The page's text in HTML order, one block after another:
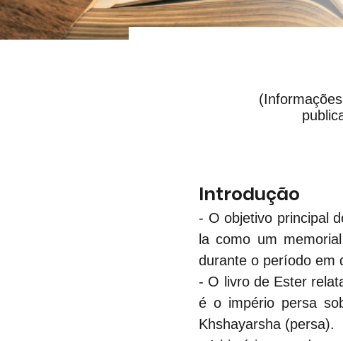
Introdução
- O objetivo principal
la como um
durante o período em
- O livro de Ester
é o império persa
Khshayarsha (persa).